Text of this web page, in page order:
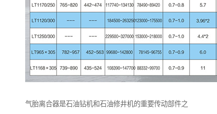
气胎离合器是石油钻机和石油修井机的重要传动部件之